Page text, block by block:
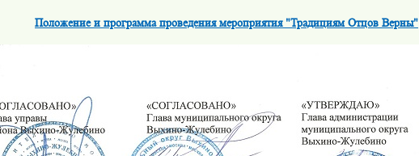
Положение и программа проведения мероприятия "Традициям Отцов Верны"